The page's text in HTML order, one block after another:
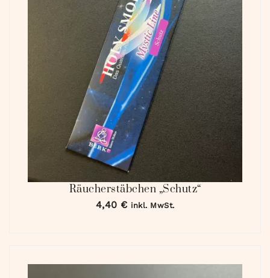
Räucherstäbchen „Schutz“
4,40 € inkl. MwSt.